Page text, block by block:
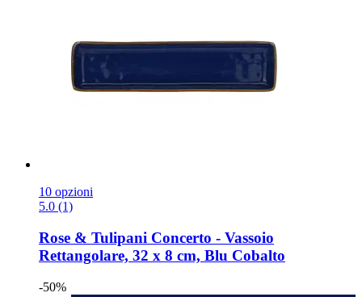
10 opzioni
5.0 (1)
Rose & Tulipani Concerto -​ Vassoio
Rettangolare, 32 x 8 cm, Blu Cobalto
-50%